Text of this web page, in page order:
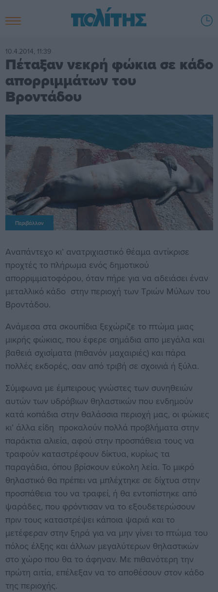
10.4.2014, 11:39
Πέταξαν νεκρή φώκια σε κάδο
απορριμμάτων του
Βροντάδου
Περιβάλλον
Αναπάντεχο κι’ ανατριχιαστικό θέαμα αντίκρισε
προχτές το πλήρωμα ενός δημοτικού
απορριμματοφόρου, όταν πήρε για να αδειάσει έναν
μεταλλικό κάδο στην περιοχή των Τριών Μύλων του
Βροντάδου.
Ανάμεσα στα σκουπίδια ξεχώριζε το πτώμα μιας
μικρής φώκιας, που έφερε σημάδια απο μεγάλα και
βαθειά σχισίματα (πιθανόν μαχαιριές) και πάρα
πολλές εκδορές, σαν από τριβή σε σχοινιά ή ξύλα.
Σύμφωνα με έμπειρους γνώστες των συνηθειών
αυτών των υδρόβιων θηλαστικών που ενδημούν
κατά κοπάδια στην θαλάσσια περιοχή μας, οι φώκιες
κι’ άλλα είδη προκαλούν πολλά προβλήματα στην
παράκτια αλιεία, αφού στην προσπάθεια τους να
τραφούν καταστρέφουν δίκτυα, κυρίως τα
παραγάδια, όπου βρίσκουν εύκολη λεία. Το μικρό
θηλαστικό θα πρέπει να μπλέχτηκε σε δίχτυα στην
προσπάθεια του να τραφεί, ή θα εντοπίστηκε από
ψαράδες, που φρόντισαν να το εξουδετερώσουν
πριν τους καταστρέψει κάποια ψαριά και το
μετέφεραν στην ξηρά για να μην γίνει το πτώμα του
πόλος έλξης και άλλων μεγαλύτερων θηλαστικών
στο χώρο που θα το άφηναν. Με πιθανότερη την
πρώτη αιτία, επέλεξαν να το αποθέσουν στον κάδο
της περιοχής.